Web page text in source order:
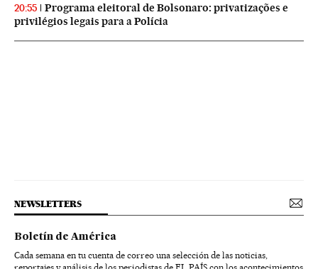
20:55
Programa eleitoral de Bolsonaro: privatizações e
privilégios legais para a Polícia
NEWSLETTERS
Boletín de América
Cada semana en tu cuenta de correo una selección de las noticias,
reportajes y análisis de los periodistas de EL PAÍS con los acontecimientos